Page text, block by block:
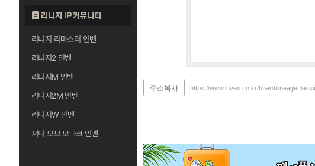
리니지 IP 커뮤니티
리니지 리마스터 인벤
리니지2 인벤
리니지M 인벤
리니지2M 인벤
리니지W 인벤
저니 오브 모나크 인벤
주소복사 https://www.inven.co.kr/board/